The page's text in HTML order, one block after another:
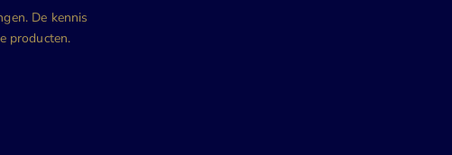
De kennis
producten.